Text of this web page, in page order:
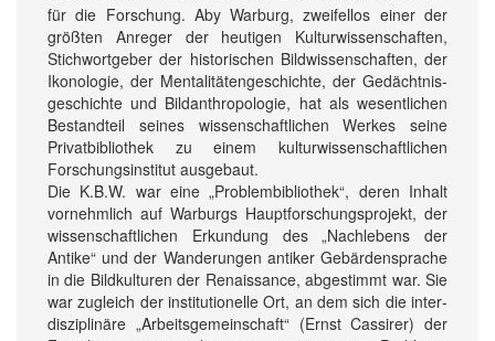
für die Forschung. Aby Warburg, zweifellos einer der
größten Anreger der heutigen Kultur­wissenschaften,
Stich­wort­geber der historischen Bild­wissenschaften, der
Ikonologie, der Mentalitäten­geschichte, der Gedächtnis­
geschichte und Bild­anthropologie, hat als wesentlichen
Bestandteil seines wissen­schaftlichen Werkes seine
Privatbibliothek zu einem kultur­wissenschaftlichen
Forschungs­institut ausgebaut.
Die K.B.W. war eine „Problem­bibliothek“, deren Inhalt
vornehmlich auf Warburgs Haupt­forschungsprojekt, der
wissen­schaftlichen Erkundung des „Nach­lebens der
Antike“ und der Wanderungen antiker Gebärden­sprache
in die Bild­kulturen der Renaissance, abgestimmt war. Sie
war zugleich der institutionelle Ort, an dem sich die inter­
disziplinäre „Arbeits­gemeinschaft“ (Ernst Cassirer) der